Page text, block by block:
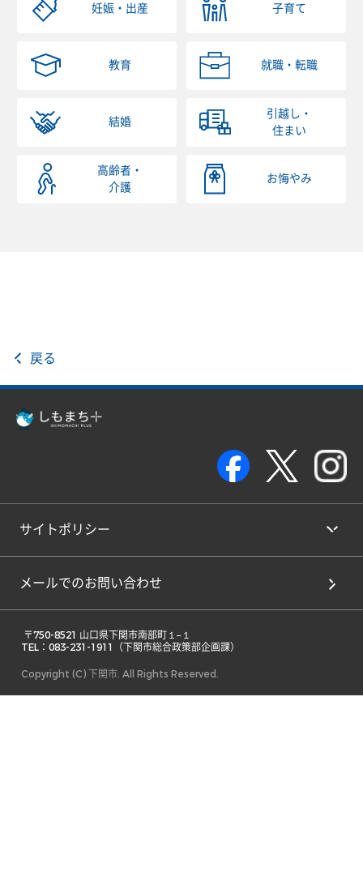
妊娠・出産 子育て
教育 就職・転職
結婚
引越し・
住まい
高齢者・
介護
お悔やみ
戻る
サイトポリシー
メールでのお問い合わせ
TEL：083-231-1911（下関市総合政策部企画課）
Copyright (C) 下関市. All Rights Reserved.